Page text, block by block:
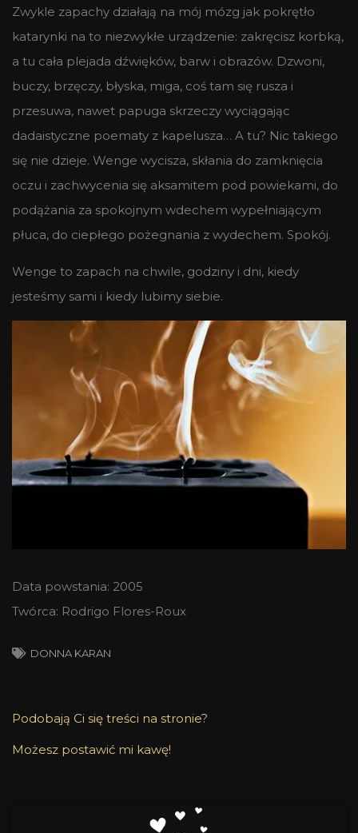
Zwykle zapachy działają na mój mózg jak pokrętło
katarynki na to niezwykłe urządzenie: zakręcisz korbką,
a tu cała plejada dźwięków, barw i obrazów. Dzwoni,
buczy, brzęczy, błyska, miga, coś tam się rusza i
przesuwa, nawet papuga skrzeczy wyciągając
dadaistyczne poematy z kapelusza… A tu? Nic takiego
się nie dzieje. Wenge wycisza, skłania do zamknięcia
oczu i zachwycenia się aksamitem pod powiekami, do
podążania za spokojnym wdechem wypełniającym
płuca, do ciepłego pożegnania z wydechem. Spokój.
Wenge to zapach na chwile, godziny i dni, kiedy
jesteśmy sami i kiedy lubimy siebie.
Data powstania: 2005
Twórca: Rodrigo Flores-Roux
DONNA KARAN
Podobają Ci się treści na stronie?
Możesz postawić mi kawę!